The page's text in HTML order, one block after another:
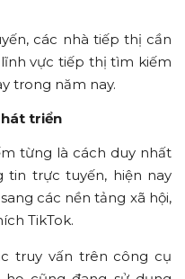
các nhà tiếp thị cần
vực tiếp thị tìm kiếm
trong năm nay.
triển
từng là cách duy nhất
trực tuyến, hiện nay
các nền tảng xã hội,
TikTok.
truy vấn trên công cụ